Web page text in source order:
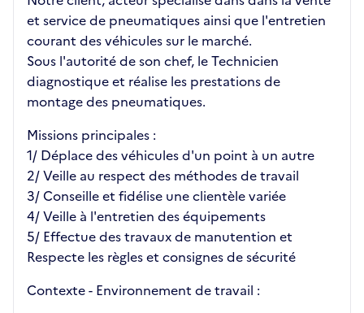
et service de pneumatiques ainsi que l'entretien
courant des véhicules sur le marché.
Sous l'autorité de son chef, le Technicien
diagnostique et réalise les prestations de
montage des pneumatiques.
Missions principales :
1/ Déplace des véhicules d'un point à un autre
2/ Veille au respect des méthodes de travail
3/ Conseille et fidélise une clientèle variée
4/ Veille à l'entretien des équipements
5/ Effectue des travaux de manutention et
Respecte les règles et consignes de sécurité
Contexte - Environnement de travail :